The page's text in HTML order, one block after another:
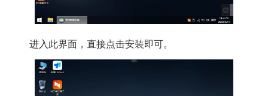
进入此界面，直接点击安装即可。